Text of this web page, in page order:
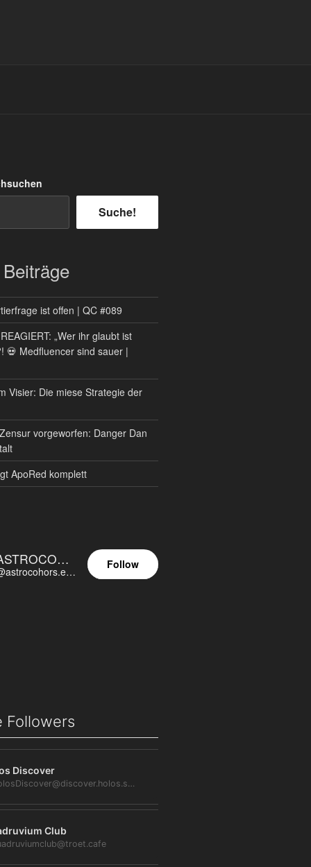
Suche!
ist offen | QC #089
„Wer ihr glaubt ist
💀 Medfluencer sind sauer |
Visier: Die miese Strategie der
vorgeworfen: Danger Dan
ApoRed komplett
ASTROCOHORS EUNOIA ULTIMA
@astrocohors.eu@astrocohors.eu
Follow
Followers
Discover
@HolosDiscover@discover.holos.social
Club